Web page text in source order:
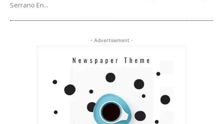
Serrano En...
- Advertisement -